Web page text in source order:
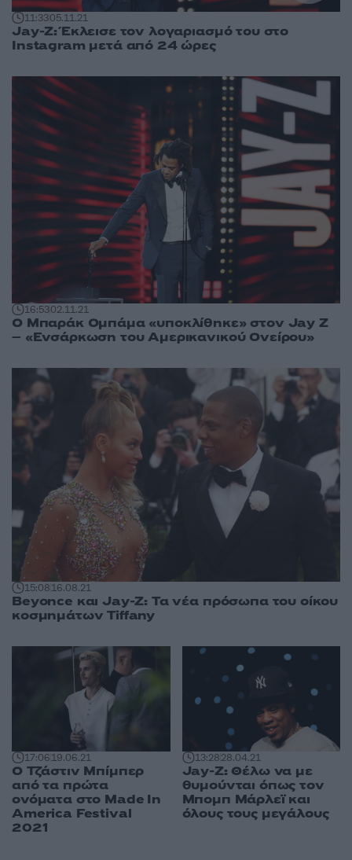
11:3305.11.21
Jay-Z: Έκλεισε τον λογαριασμό του στο
Instagram μετά από 24 ώρες
16:5302.11.21
Ο Μπαράκ Ομπάμα «υποκλίθηκε» στον Jay Z
– «Ενσάρκωση του Αμερικανικού Ονείρου»
15:0816.08.21
Beyonce και Jay-Z: Τα νέα πρόσωπα του οίκου
κοσμημάτων Tiffany
17:0619.06.21
Ο Τζάστιν Μπίμπερ
από τα πρώτα
ονόματα στο Made In
America Festival
2021
13:2828.04.21
Jay-Z: Θέλω να με
θυμούνται όπως τον
Μπομπ Μάρλεϊ και
όλους τους μεγάλους